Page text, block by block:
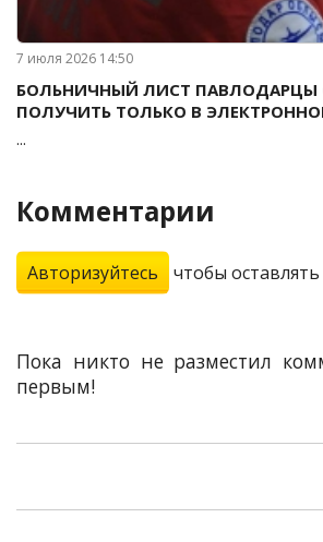
7 июля 2026 14:50
БОЛЬНИЧНЫЙ ЛИСТ ПАВЛОДАРЦЫ
ПОЛУЧИТЬ ТОЛЬКО В
...
Комментарии
Авторизуйтесь чтобы
Пока никто не разместил
первым!